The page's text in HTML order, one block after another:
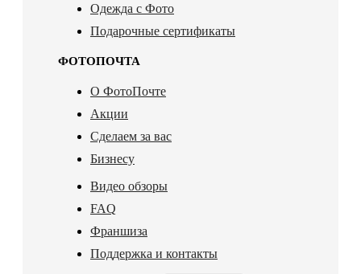
Одежда с Фото
Подарочные сертификаты
ФОТОПОЧТА
О ФотоПочте
Акции
Сделаем за вас
Бизнесу
Видео обзоры
FAQ
Франшиза
Поддержка и контакты